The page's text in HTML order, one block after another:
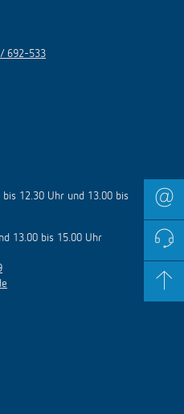
692-533
12.30 Uhr und 13.00 bis
13.00 bis 15.00 Uhr